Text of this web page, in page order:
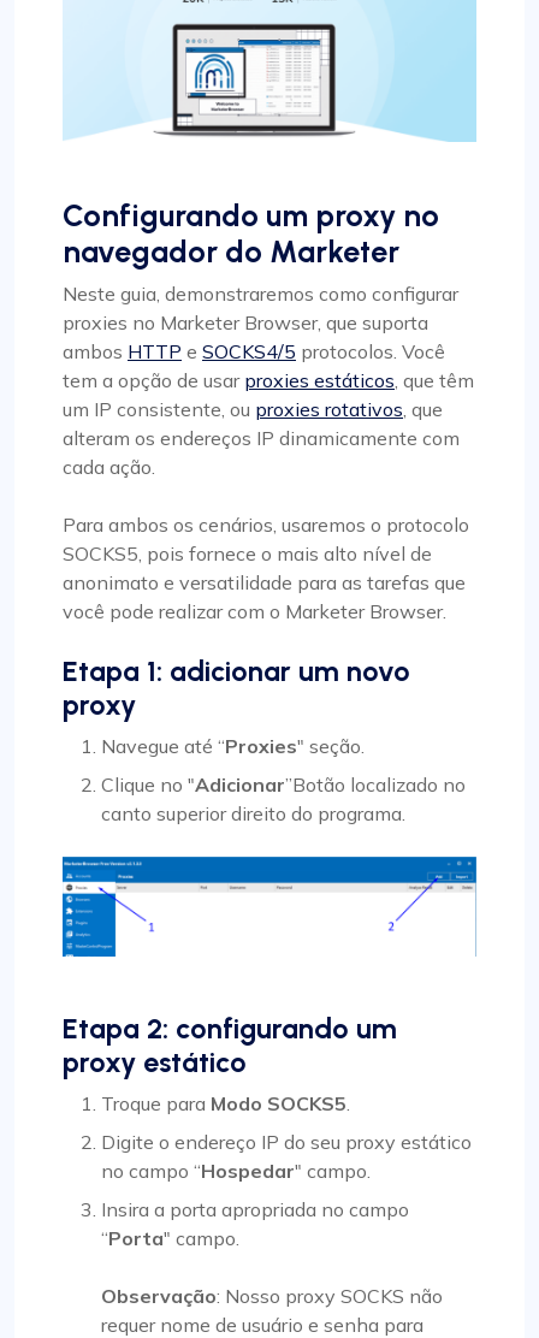
Configurando um proxy no
navegador do Marketer
Neste guia, demonstraremos como configurar
proxies no Marketer Browser, que suporta
ambos HTTP e SOCKS4/5 protocolos. Você
tem a opção de usar proxies estáticos, que têm
um IP consistente, ou proxies rotativos, que
alteram os endereços IP dinamicamente com
cada ação.
Para ambos os cenários, usaremos o protocolo
SOCKS5, pois fornece o mais alto nível de
anonimato e versatilidade para as tarefas que
você pode realizar com o Marketer Browser.
Etapa 1: adicionar um novo
proxy
Navegue até “Proxies" seção.
Clique no "Adicionar”Botão localizado no
canto superior direito do programa.
Etapa 2: configurando um
proxy estático
Troque para Modo SOCKS5
Digite o endereço IP do seu proxy estático
no campo “Hospedar" campo.
Insira a porta apropriada no campo
“Porta" campo.
Observação: Nosso proxy SOCKS não
requer nome de usuário e senha para